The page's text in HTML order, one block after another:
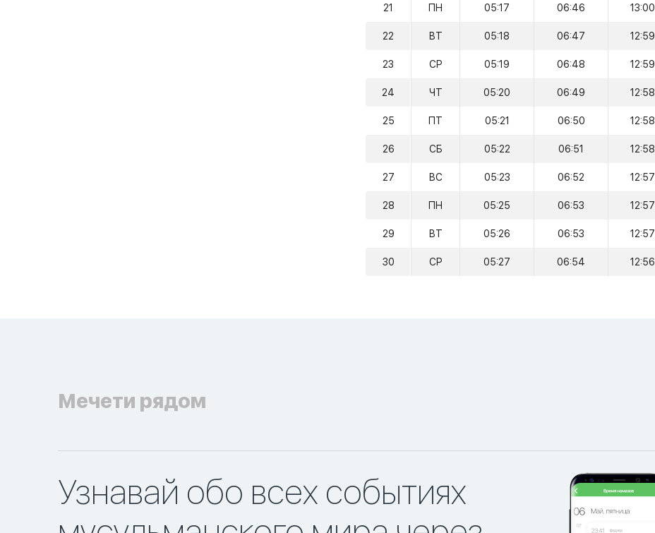
21 ПН 05:17 06:46 13:00
22 ВТ 05:18 06:47 12:59
23 СР 05:19 06:48 12:59
24 ЧТ 05:20 06:49 12:58
25 ПТ 05:21 06:50 12:58
26 СБ 05:22 06:51 12:58
27 ВС 05:23 06:52 12:57
28 ПН 05:25 06:53 12:57
29 ВТ 05:26 06:53 12:57
30 СР 05:27 06:54 12:56
Мечети рядом
Узнавай обо всех событиях